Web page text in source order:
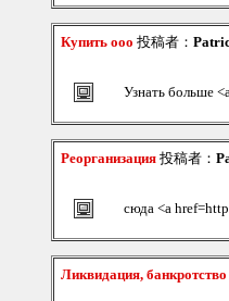
Купить ооо 投稿者：
Узнать больше
Реорганизация 投稿者：
сюда <a
Ликвидация, банкротство